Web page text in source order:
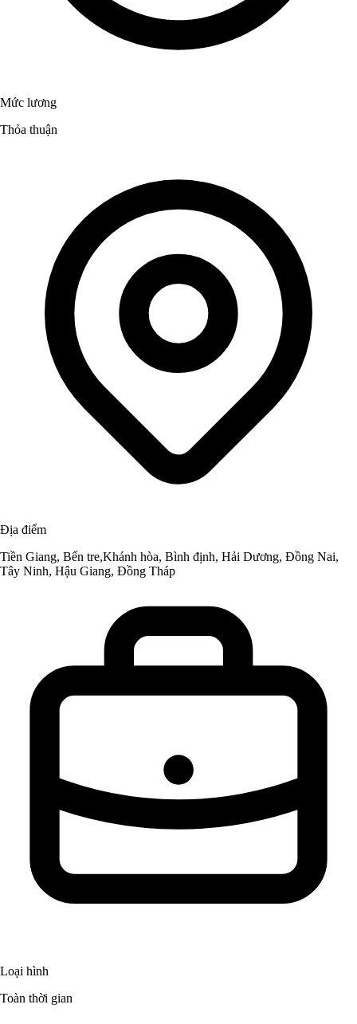
Mức lương
Thỏa thuận
Địa điểm
Tiền Giang, Bến tre,Khánh hòa, Bình định, Hải Dương, Đồng Nai,
Tây Ninh, Hậu Giang, Đồng Tháp
Loại hình
Toàn thời gian